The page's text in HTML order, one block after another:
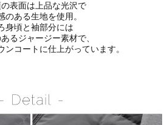
表面は上品な光沢で
のある生地を使用。
身頃と袖部分には
るジャージー素材で、
ンコートに仕上がっています。